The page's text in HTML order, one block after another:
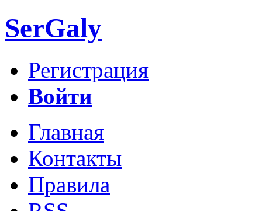
SerGaly
Регистрация
Войти
Главная
Контакты
Правила